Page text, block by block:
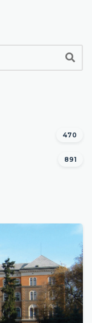
470
891